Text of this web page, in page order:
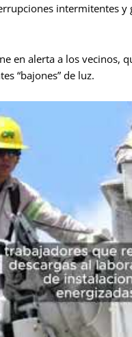
intermitentes y
en alerta a los vecinos,
“bajones” de luz.